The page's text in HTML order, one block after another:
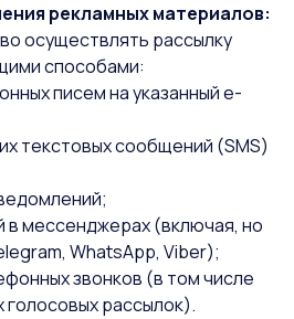
рекламных материалов:
осуществлять рассылку
способами:
писем на указанный e-
текстовых сообщений (SMS)
мессенджерах (включая, но
WhatsApp, Viber);
звонков (в том числе
рассылок).